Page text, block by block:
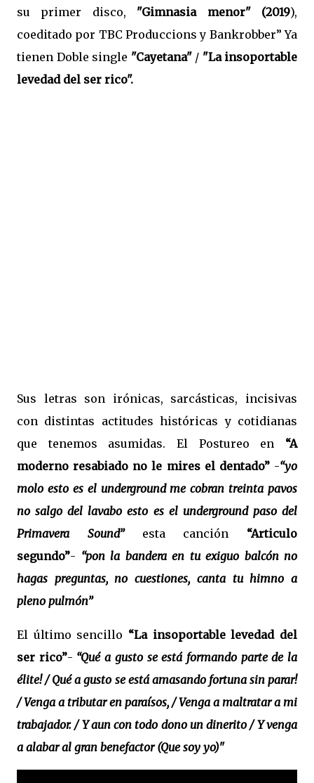
su primer disco, "Gimnasia menor" (2019),
coeditado por TBC Produccions y Bankrobber” Ya
tienen Doble single "Cayetana"/ "La insoportable
levedad del ser rico".
Sus letras son irónicas, sarcásticas, incisivas
con distintas actitudes históricas y cotidianas
que tenemos asumidas. El Postureo en “A
moderno resabiado no le mires el dentado”-“yo
molo esto es el underground me cobran treinta pavos
no salgo del lavabo esto es el underground paso del
Primavera Sound”esta canción “Articulo
segundo”- “pon la bandera en tu exiguo balcón no
hagas preguntas, no cuestiones, canta tu himno a
pleno pulmón”
El último sencillo “La insoportable levedad del
ser rico”- “Qué a gusto se está formando parte de la
élite! / Qué a gusto se está amasando fortuna sin parar!
/ Venga a tributar en paraísos, / Venga a maltratar a mi
trabajador. / Y aun con todo dono un dinerito / Y venga
a alabar al gran benefactor (Que soy yo)"